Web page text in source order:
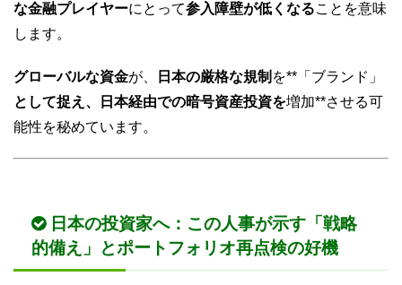
な金融プレイヤーにとって参入障壁が低くなることを意味
します。
グローバルな資金が、 日本の厳格な規制 を**「ブランド」
として捉え、日本経由での暗号資産投資を増加**させる可
能性を秘めています。
日本の投資家へ：この人事が示す「戦略
的備え」とポートフォリオ再点検の好機